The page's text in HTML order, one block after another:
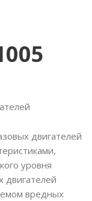
двигателей
уровня
двигателей
вредных